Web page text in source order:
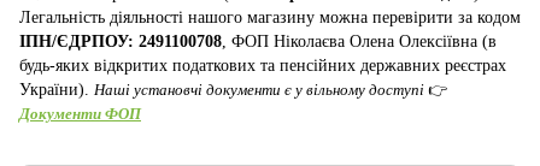
Легальність діяльності нашого магазину можна перевірити за кодом
ІПН/ЄДРПОУ: 2491100708 , ФОП Ніколаєва Олена Олексіївна (в
будь-яких відкритих податкових та пенсійних державних реєстрах
України). Наші установчі документи є у вільному доступі 👉
Документи ФОП